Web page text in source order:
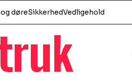
døreSikkerhedVedligehold